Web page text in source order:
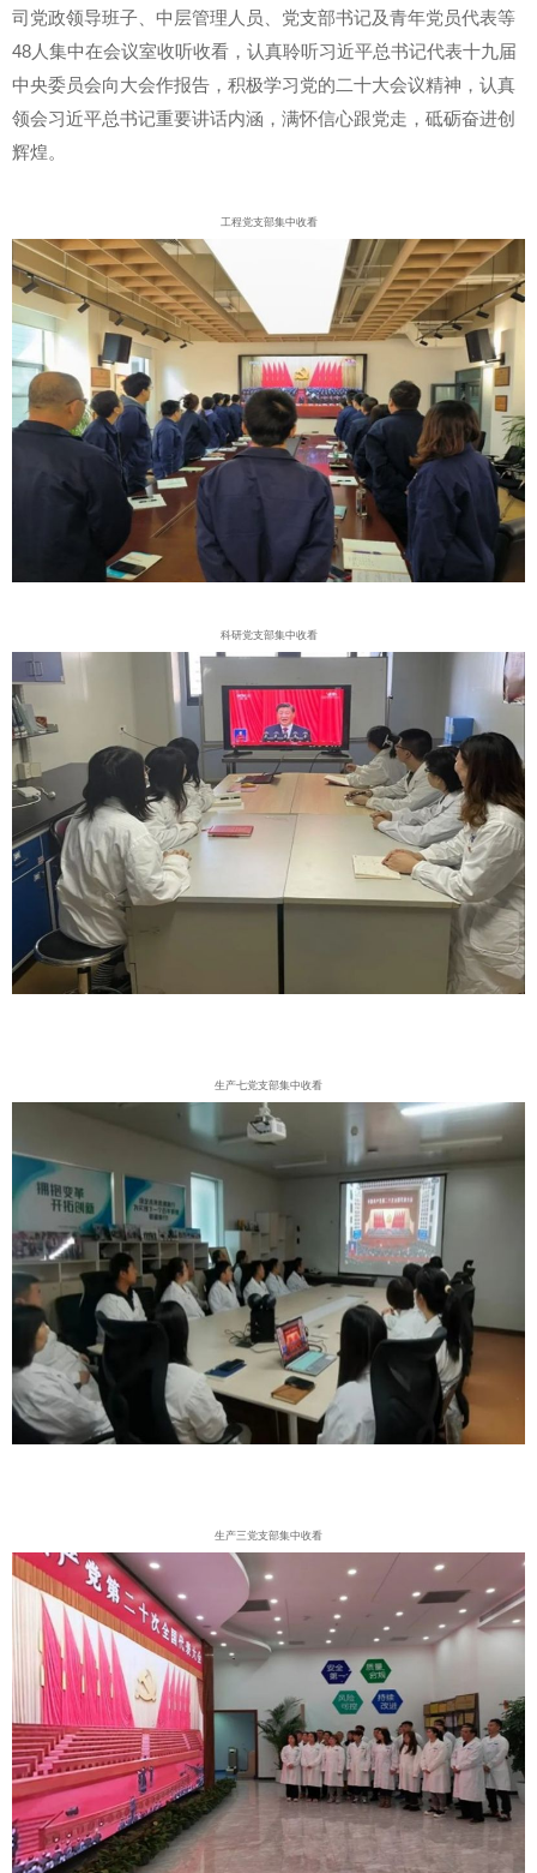
司党政领导班子、中层管理人员、党支部书记及青年党员代表等
48人集中在会议室收听收看，认真聆听习近平总书记代表十九届
中央委员会向大会作报告，积极学习党的二十大会议精神，认真
领会习近平总书记重要讲话内涵，满怀信心跟党走，砥砺奋进创
辉煌。
工程党支部集中收看
科研党支部集中收看
生产七党支部集中收看
生产三党支部集中收看